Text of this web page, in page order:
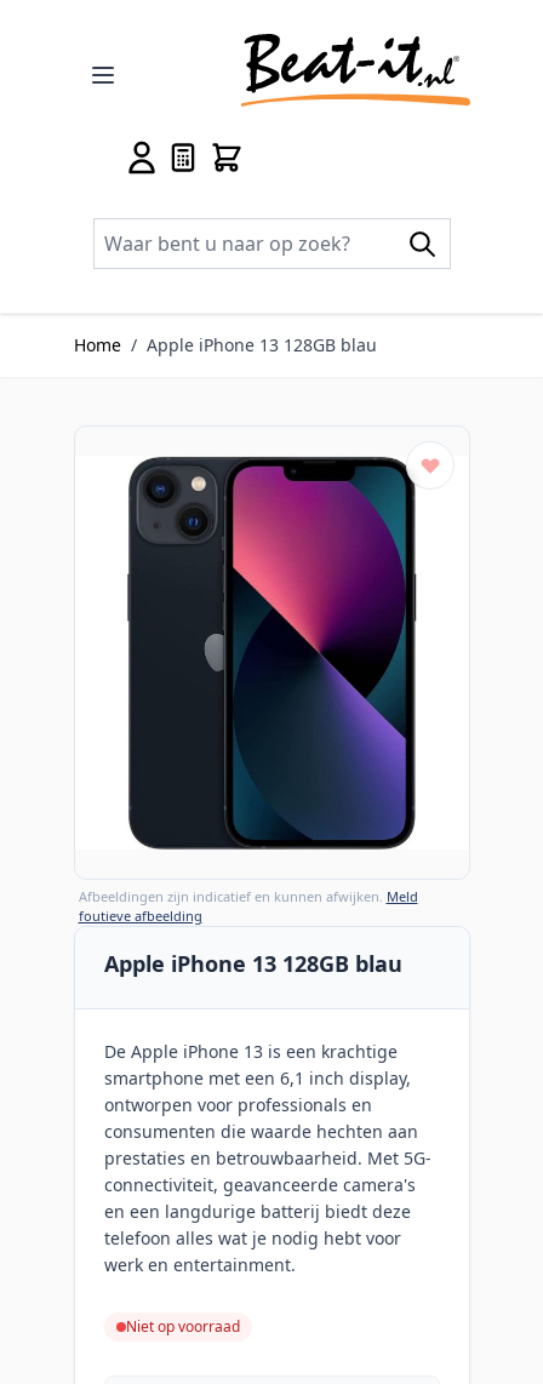
Home / Apple iPhone 13 128GB blau
Afbeeldingen zijn indicatief en kunnen afwijken. Meld
foutieve afbeelding
Apple iPhone 13 128GB blau
De Apple iPhone 13 is een krachtige
smartphone met een 6,1 inch display,
ontworpen voor professionals en
consumenten die waarde hechten aan
prestaties en betrouwbaarheid. Met 5G-
connectiviteit, geavanceerde camera's
en een langdurige batterij biedt deze
telefoon alles wat je nodig hebt voor
werk en entertainment.
Niet op voorraad